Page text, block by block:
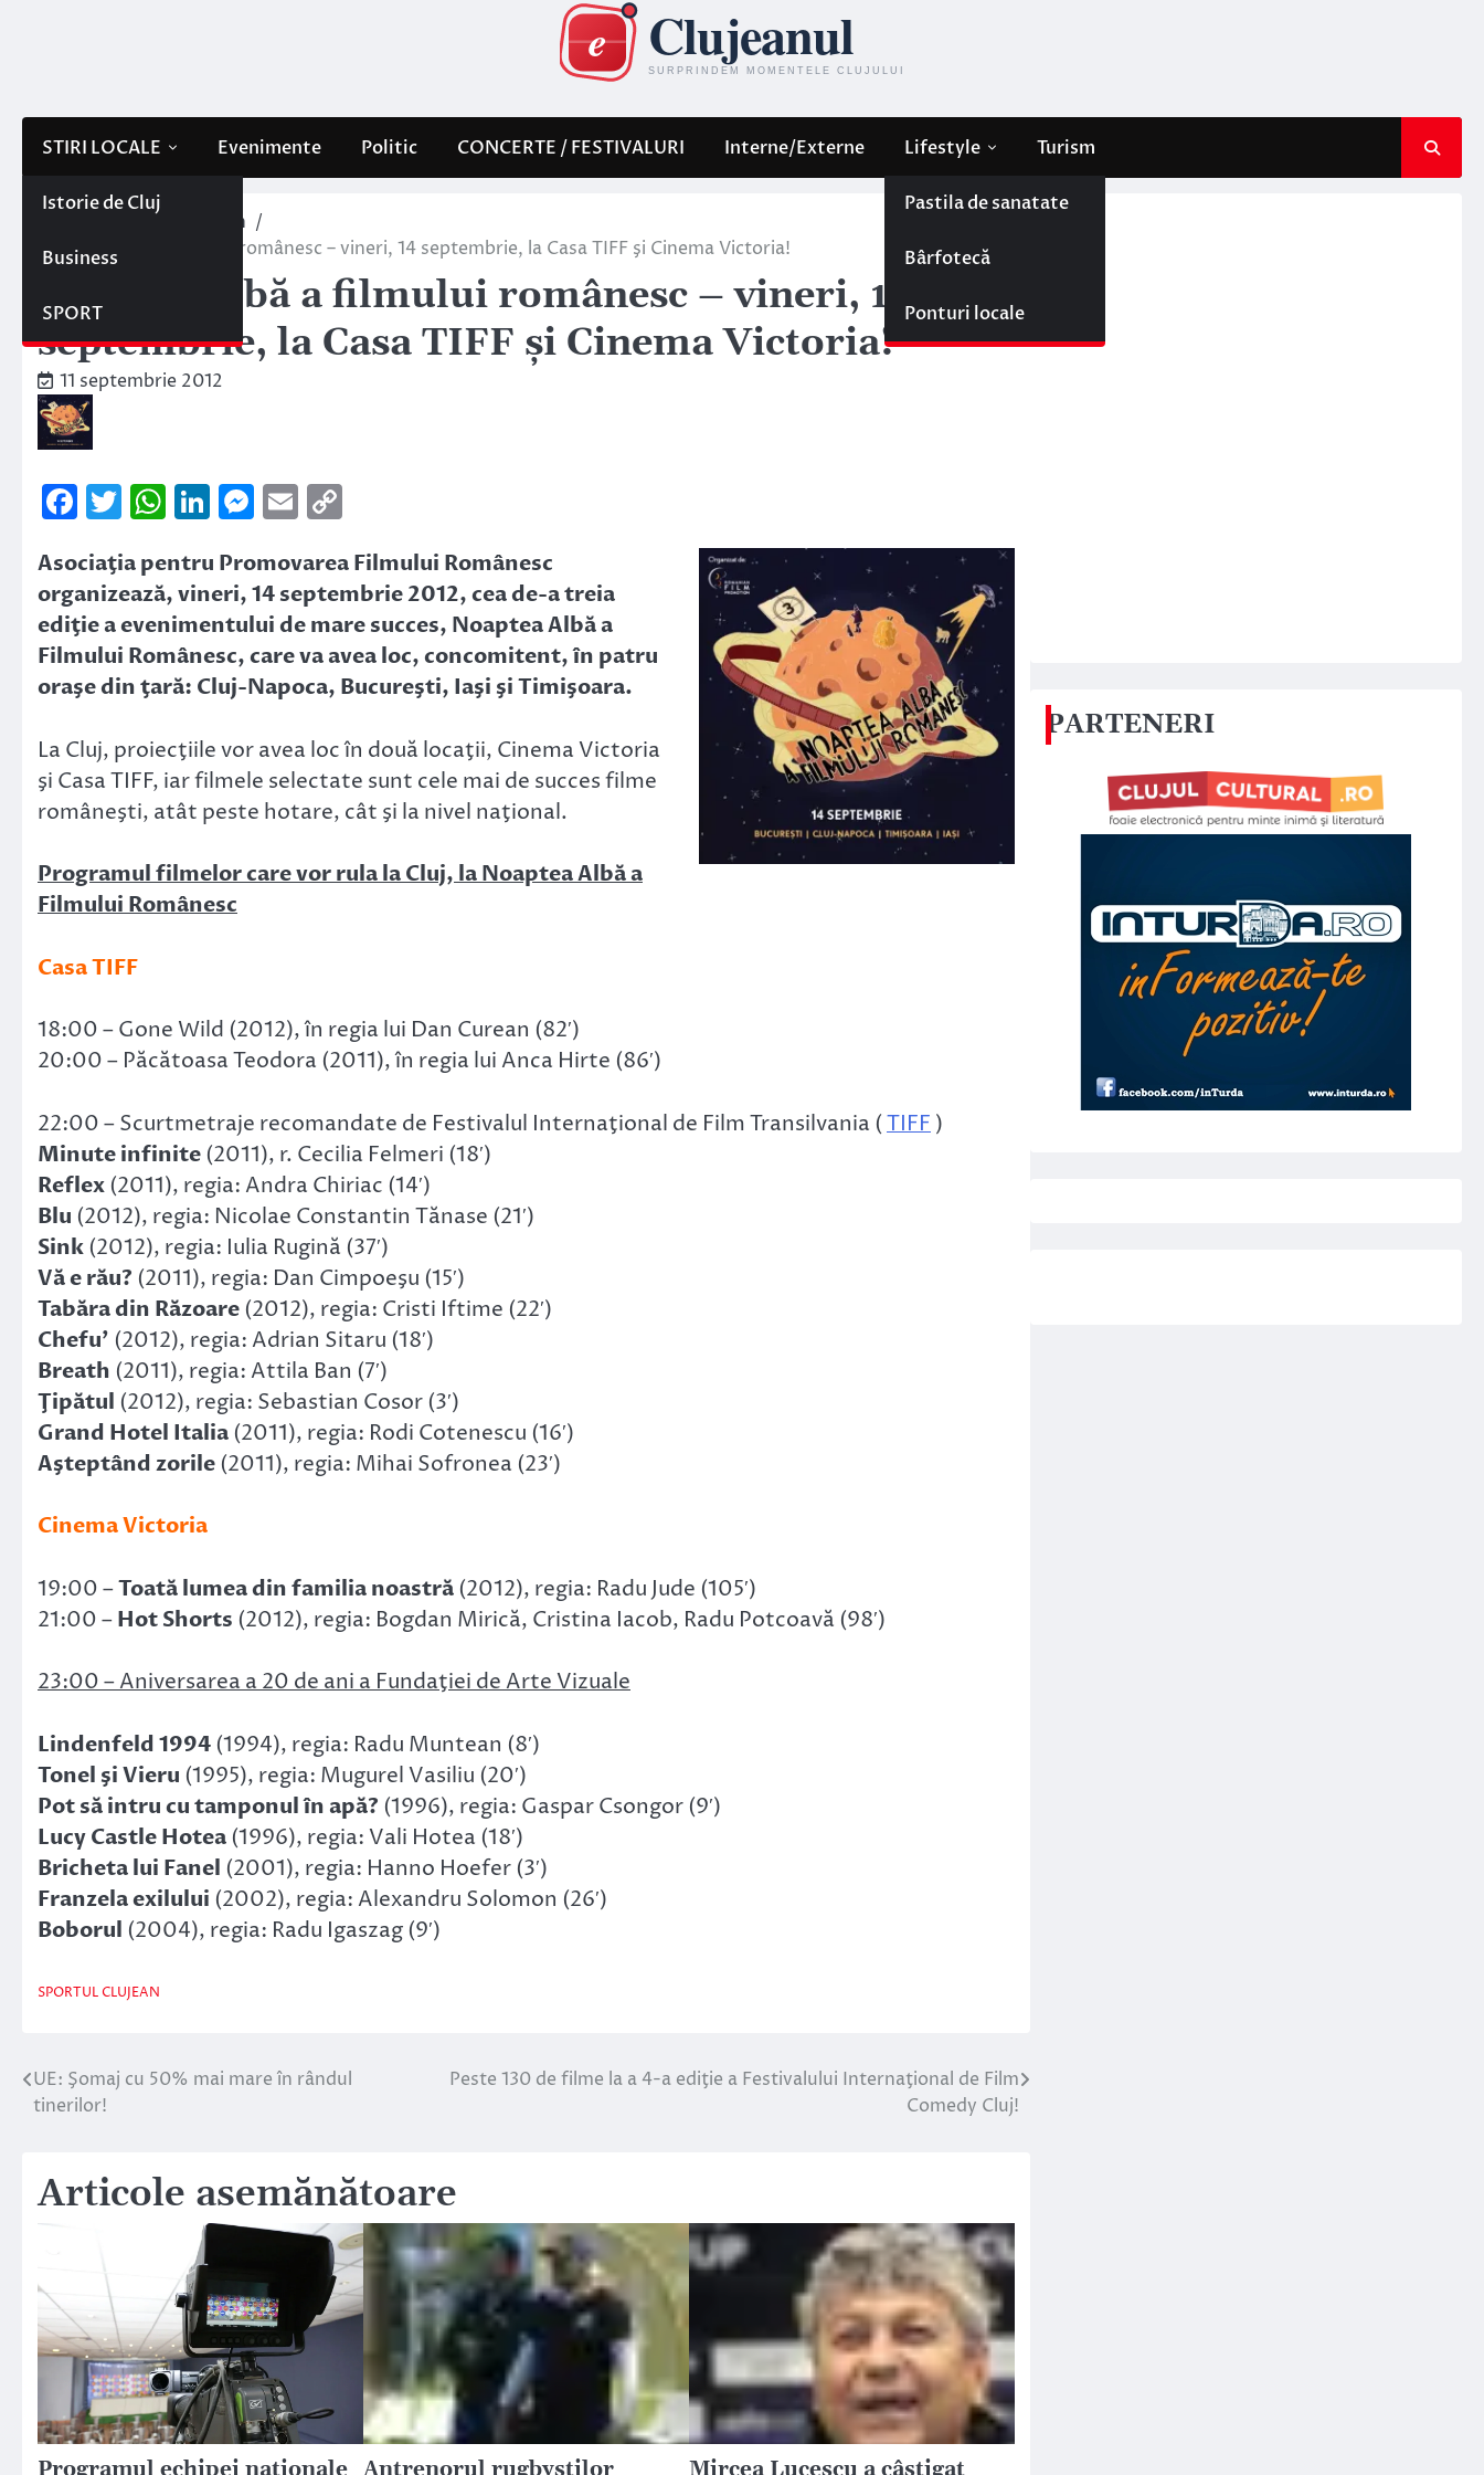
STIRI LOCALE
Istorie de Cluj
Business
SPORT
Evenimente Politic CONCERTE / FESTIVALURI Interne/Externe Lifestyle
Pastila de sanatate
Bârfotecă
Ponturi locale
Turism
Sportul clujean
Noaptea albă a filmului românesc – vineri, 14 septembrie, la Casa TIFF şi Cinema Victoria!
Noaptea albă a filmului românesc – vineri, 14
septembrie, la Casa TIFF şi Cinema Victoria!
11 septembrie 2012
Facebook
Twitter
WhatsApp
LinkedIn
Messenger
Email
Asociaţia pentru Promovarea Filmului Românesc
organizează, vineri, 14 septembrie 2012, cea de-a treia
ediţie a evenimentului de mare succes, Noaptea Albă a
Filmului Românesc, care va avea loc, concomitent, în patru
oraşe din ţară: Cluj-Napoca, Bucureşti, Iaşi şi Timişoara.
La Cluj, proiecţiile vor avea loc în două locaţii, Cinema Victoria
şi Casa TIFF, iar filmele selectate sunt cele mai de succes filme
româneşti, atât peste hotare, cât şi la nivel naţional.
Programul filmelor care vor rula la Cluj, la Noaptea Albă a
Filmului Românesc
Casa TIFF
18:00 – Gone Wild (2012), în regia lui Dan Curean (82′)
20:00 – Păcătoasa Teodora (2011), în regia lui Anca Hirte (86′)
22:00 – Scurtmetraje recomandate de Festivalul Internaţional de Film Transilvania (TIFF )
Minute infinite(2011), r. Cecilia Felmeri (18′)
Reflex(2011), regia: Andra Chiriac (14′)
Blu (2012), regia: Nicolae Constantin Tănase (21′)
Sink(2012), regia: Iulia Rugină (37′)
Vă e rău? (2011), regia: Dan Cimpoeşu (15′)
Tabăra din Răzoare(2012), regia: Cristi Iftime (22′)
Chefu’ (2012), regia: Adrian Sitaru (18′)
Breath (2011), regia: Attila Ban (7′)
Ţipătul (2012), regia: Sebastian Cosor (3′)
Grand Hotel Italia(2011), regia: Rodi Cotenescu (16′)
Aşteptând zorile(2011), regia: Mihai Sofronea (23′)
Cinema Victoria
19:00 –Toată lumea din familia noastră(2012), regia: Radu Jude (105′)
21:00 –Hot Shorts (2012), regia: Bogdan Mirică, Cristina Iacob, Radu Potcoavă (98′)
23:00 – Aniversarea a 20 de ani a Fundaţiei de Arte Vizuale
Lindenfeld 1994(1994), regia: Radu Muntean (8′)
Tonel şi Vieru (1995), regia: Mugurel Vasiliu (20′)
Pot să intru cu tamponul în apă? (1996), regia: Gaspar Csongor (9′)
Lucy Castle Hotea(1996), regia: Vali Hotea (18′)
Bricheta lui Fanel (2001), regia: Hanno Hoefer (3′)
Franzela exilului (2002), regia: Alexandru Solomon (26′)
Boborul (2004), regia: Radu Igaszag (9′)
SPORTUL CLUJEAN
Navigare
UE: Şomaj cu 50% mai mare în rândul
tinerilor!
Peste 130 de filme la a 4-a ediţie a Festivalului Internaţional de Film
Comedy Cluj!
Articole asemănătoare
Programul echipei nationale Antrenorul rugbyștilor Mircea Lucescu a câștigat
PARTENERI